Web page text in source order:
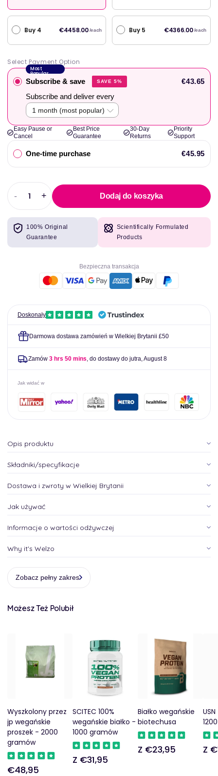
Buy 4 €4458.00 /each Buy 5 €4366.00 /each
Select Payment Option
Most
Popular
Subscribe & save SAVE 5%
€43.65
Subscribe and deliver every
Easy Pause or
Cancel
Best Price
Guarantee
30-Day
Returns
Priority
Support
One-time purchase €45.95
Zmniejszyć
ilość
dla
Pescience
Select
-
Zwiększyć
ilość
Pescience
Select
+ Dodaj do koszyka
100% Original
Guarantee
Scientifically Formulated
Products
Bezpieczna transakcja
Doskonały
Darmowa dostawa zamówień w Wielkiej Brytanii £50
Zamów 3 hrs 50 mins , do dostawy do jutra, August 8
Jak widać w
Opis produktu
Składniki/specyfikacje
Dostawa i zwroty w Wielkiej Brytanii
Jak używać
Informacje o wartości odżywczej
Why it's Welzo
Zobacz pełny zakres
Możesz Też Polubił
Wyszkolony przez
jp wegańskie
proszek - 2000
gramów
Regularna
€48,95
SCITEC 100%
wegańskie białko -
1000 gramów
Regularna
Z €31,95
Białko wegańskie
biotechusa
Regularna
Z €23,95
USN
Z